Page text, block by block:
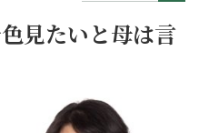
見たいと母は言